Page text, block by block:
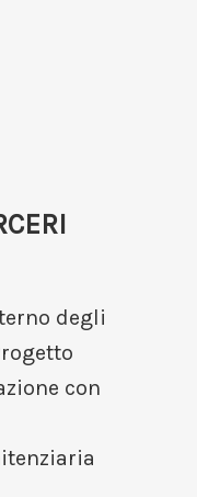
degli
con